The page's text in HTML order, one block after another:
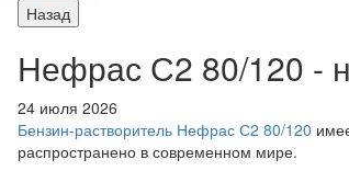
Назад
Нефрас С2 80/120 -
24 июля 2026
Бензин-растворитель Нефрас С2 80/120
распространено в современном мире.